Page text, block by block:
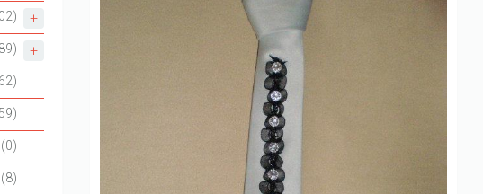
(0)
(8)